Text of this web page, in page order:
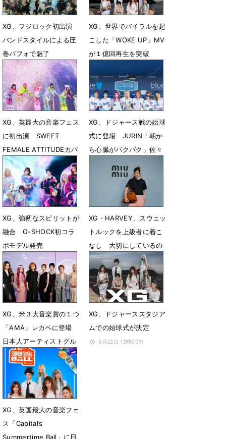
XG、フジロック初出演
バンドスタイルによる圧
巻パフォで魅了
7月27日 17時05分
XG、世界でバイラルを起
こした「WOKE UP」MV
が１億回再生を突破
XG、英最大の音楽フェス
に初出演 SWEET
FEMALE ATTITUDEカバ
ーをサプライズ披露
6月8日 17時50分
XG、ドジャース戦の始球
式に登場 JURIN「朝か
ら心臓がバクバク」佐々
6月1日 17時54分
XG、強靭なスピリットが
融合 G-SHOCK初コラ
ボモデル発売
5月29日 07時00分
XG・HARVEY、スウェッ
トルックを上級者に着こ
なし 大切にしているの
は「個性」
5月26日 16時54分
XG、米３大音楽賞の１つ
「AMA」レカペに登場
日本人アーティストグル
ープ史上初の快挙
5月26日 16時02分
XG、ドジャーススタジア
ムでの始球式が決定
5月22日 12時00分
XG、英国最大の音楽フェ
ス「Capital’s
Summertime Ball」に日